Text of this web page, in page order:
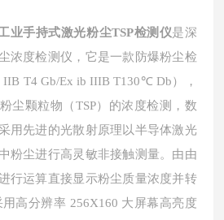
业手持式激光粉尘TSP检测仪是深
浓度检测仪，它是一款防爆粉尘检
T4 Gb/Ex ib IIIB T130℃ Db），
尘颗粒物（TSP）的浓度检测，数
用先进的光散射原理以半导体激光
粉尘进行高灵敏非接触测量。由由
行运算直接显示粉尘质量浓度并转
高分辨率 256X160 大屏幕高亮度